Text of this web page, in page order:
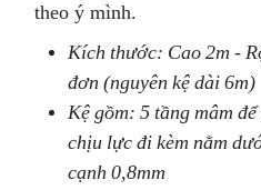
theo ý mình.
Kích thước: Cao 2m -
đơn (nguyên kệ dài 6m)
Kệ gồm: 5 tầng mâm
chịu lực đi kèm nằm
cạnh 0,8mm